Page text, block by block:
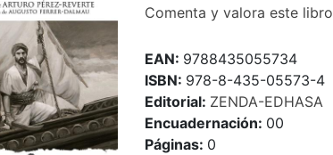
Comenta y valora este libro
EAN: 9788435055734
ISBN: 978-8-435-05573-4
Editorial: ZENDA-EDHASA
Encuadernación: 00
Páginas: 0